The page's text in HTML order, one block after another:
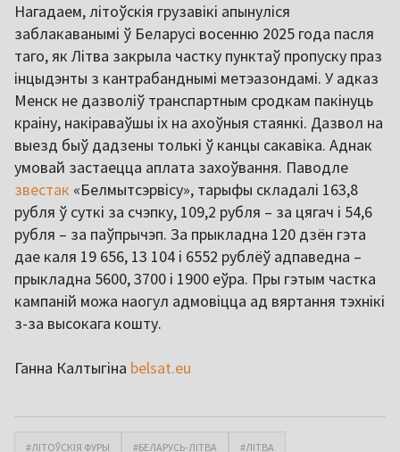
Нагадаем, літоўскія грузавікі апынуліся
заблакаванымі ў Беларусі восенню 2025 года пасля
таго, як Літва закрыла частку пунктаў пропуску праз
інцыдэнты з кантрабанднымі метэазондамі. У адказ
Менск не дазволіў транспартным сродкам пакінуць
краіну, накіраваўшы іх на ахоўныя стаянкі. Дазвол на
выезд быў дадзены толькі ў канцы сакавіка. Аднак
умовай застаецца аплата захоўвання. Паводле
звестак «Белмытсэрвісу», тарыфы складалі 163,8
рубля ў суткі за счэпку, 109,2 рубля – за цягач і 54,6
рубля – за паўпрычэп. За прыкладна 120 дзён гэта
дае каля 19 656, 13 104 і 6552 рублёў адпаведна –
прыкладна 5600, 3700 і 1900 еўра. Пры гэтым частка
кампаній можа наогул адмовіцца ад вяртання тэхнікі
з-за высокага кошту.
Ганна Калтыгіна belsat.eu
#ЛІТОЎСКІЯ ФУРЫ #БЕЛАРУСЬ-ЛІТВА #ЛІТВА